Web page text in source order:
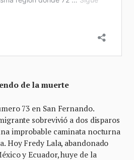
de la muerte
73 en San Fernando.
sobrevivió a dos disparos
improbable caminata nocturna
Hoy Fredy Lala, abandonado
y Ecuador, huye de la